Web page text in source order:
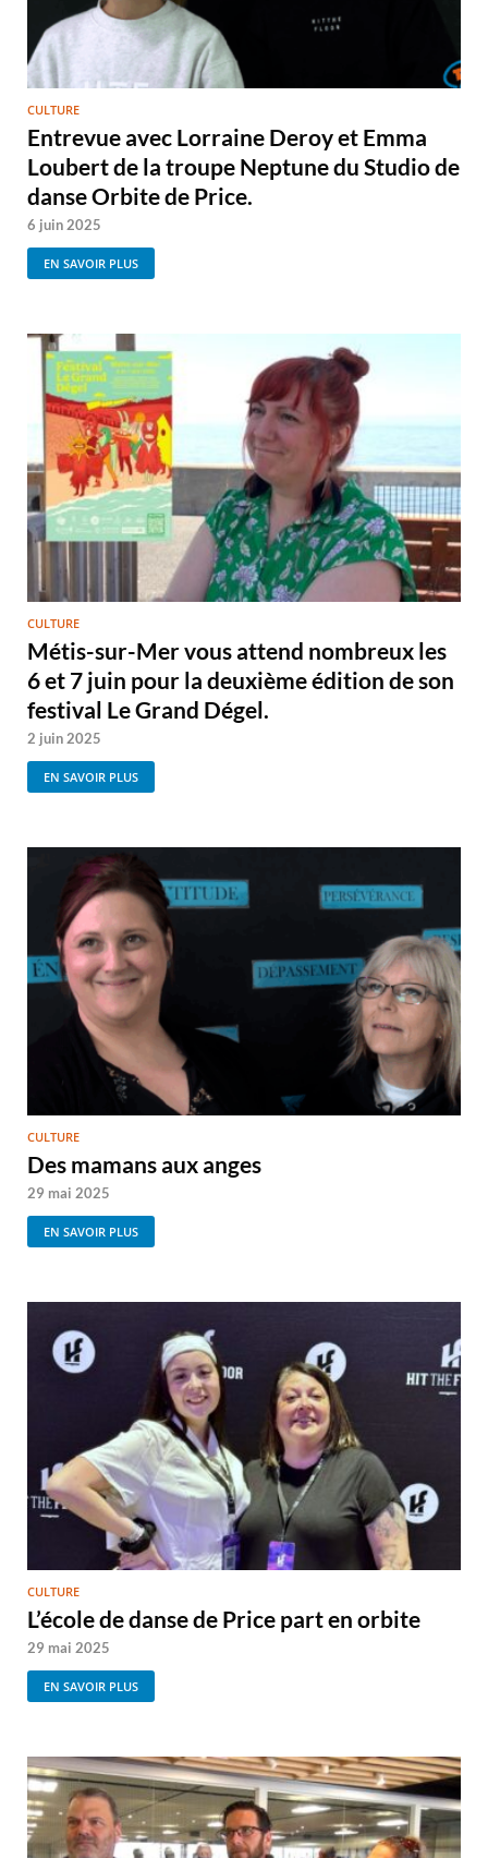
CULTURE
Entrevue avec Lorraine Deroy et Emma
Loubert de la troupe Neptune du Studio de
danse Orbite de Price.
6 juin 2025
EN SAVOIR PLUS
CULTURE
Métis-sur-Mer vous attend nombreux les
6 et 7 juin pour la deuxième édition de son
festival Le Grand Dégel.
2 juin 2025
EN SAVOIR PLUS
CULTURE
Des mamans aux anges
29 mai 2025
EN SAVOIR PLUS
CULTURE
L’école de danse de Price part en orbite
29 mai 2025
EN SAVOIR PLUS